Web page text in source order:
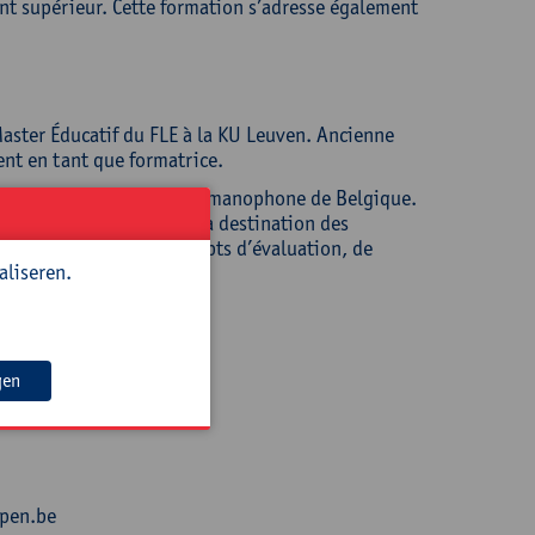
supérieur. Cette formation s’adresse également
Éducatif du FLE à la KU Leuven. Ancienne
en tant que formatrice.
de la Communauté germanophone de Belgique.
pédagogiques à destination des
de curricula, de concepts d’évaluation, de